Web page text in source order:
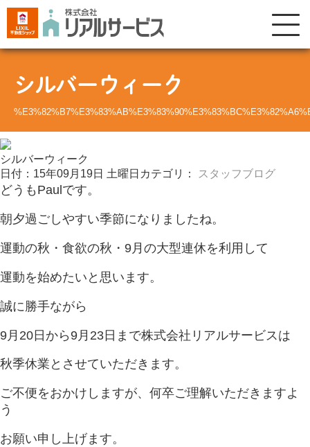
シルバーウィーク
シルバーウィーク
日付：15年09月19日 土曜日 カテゴリ： スタッフブログ
どうもPaulです。
朝夕過ごしやすい季節になりましたね。
運動の秋・食欲の秋・9月の大型連休を利用して
運動を始めたいと思います。
誠に勝手ながら
9月20日から9月23日まで株式会社リアルサービスは
秋季休業とさせていただきます。
ご不便をおかけしますが、何卒ご理解いただきますよ
う
お願い申し上げます。